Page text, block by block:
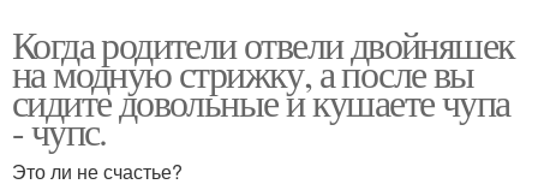
Когда родители отвели двойняшек
на модную стрижку, а после вы
сидите довольные и кушаете чупа
- чупс.
Это ли не счастье?